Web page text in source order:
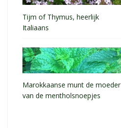
Tijm of Thymus, heerlijk
Italiaans
Marokkaanse munt de moeder
van de mentholsnoepjes